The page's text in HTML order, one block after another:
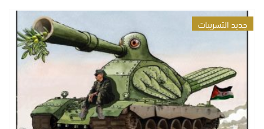
جديد التسريبات